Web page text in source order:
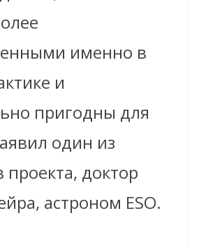
именно в
и
пригодны для
один из
проекта, доктор
астроном ESO.